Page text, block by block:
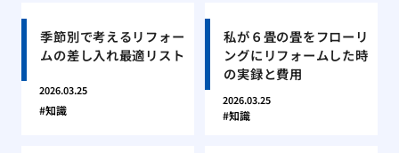
季節別で考えるリフォー
ムの差し入れ最適リスト
2026.03.25
知識
私が６畳の畳をフローリ
ングにリフォームした時
の実録と費用
2026.03.25
知識